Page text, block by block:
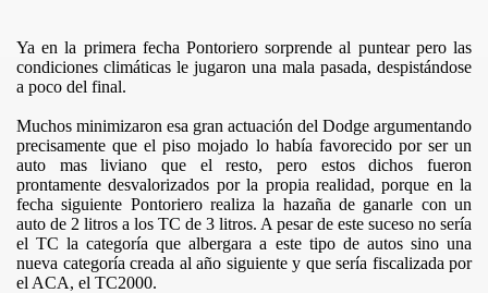
Ya en la primera fecha Pontoriero sorprende al puntear pero las
condiciones climáticas le jugaron una mala pasada, despistándose
a poco del final.
Muchos minimizaron esa gran actuación del Dodge argumentando
precisamente que el piso mojado lo había favorecido por ser un
auto mas liviano que el resto, pero estos dichos fueron
prontamente desvalorizados por la propia realidad, porque en la
fecha siguiente Pontoriero realiza la hazaña de ganarle con un
auto de 2 litros a los TC de 3 litros. A pesar de este suceso no sería
el TC la categoría que albergara a este tipo de autos sino una
nueva categoría creada al año siguiente y que sería fiscalizada por
el ACA, el TC2000.